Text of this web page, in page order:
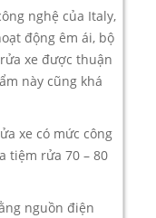
nghệ của Italy,
động êm ái, bộ
xe được thuận
này cũng khá
xe có mức công
tiệm rửa 70 – 80
nguồn điện